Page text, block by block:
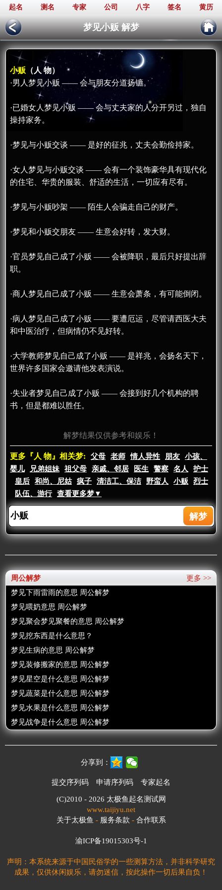
起名 测名 专家 公司 八字 签名 黄历
梦见小贩 解梦
小贩 （人 物）
·男人梦见小贩 —— 会与朋友分道扬镳。
·已婚女人梦见小贩 —— 会与丈夫家的人分开另过，独自
操持家务。
·梦见与小贩交谈 —— 是好的征兆，丈夫会勤俭持家。
·女人梦见与小贩交谈 —— 会有一个装饰豪华具有现代化
的住宅、华贵的服装、舒适的生活，一切应有尽有。
·梦见与小贩吵架 —— 陌生人会骗走自己的财产。
·梦见和小贩交朋友 —— 生意会好转，发大财。
·官员梦见自己成了小贩 —— 会被降职，最后只好提出辞
职。
·商人梦见自己成了小贩 —— 生意会萧条，有可能倒闭。
·病人梦见自己成了小贩 —— 要遭厄运，尽管请西医大夫
和中医治疗，但病情仍不见好转。
·大学教师梦见自己成了小贩 —— 是祥兆，会扬名天下，
世界许多国家会邀请他发表演说。
·失业者梦见自己成了小贩 —— 会接到好几个机构的聘
书，但是都难以胜任。
解梦结果仅供参考和娱乐！
更多『人 物』相关梦: 父母 老师 情人异性 朋友
小孩、
婴儿
兄弟姐妹 祖父母 亲戚、邻居 医生 警察 名人
护士
皇后
和尚、尼姑 疯子 清洁工、保洁 野蛮人 小贩
烈士
队伍、游行
查看更多梦▼
更多 >>
周公解梦
梦见下雨雷雨的意思 周公解梦
梦见喂奶意思 周公解梦
梦见聚会梦见聚餐的意思 周公解梦
梦见挖东西是什么意思？
梦见生病的意思 周公解梦
梦见装修搬家的意思 周公解梦
梦见星空是什么意思 周公解梦
梦见蔬菜是什么意思 周公解梦
梦见水果是什么意思 周公解梦
梦见战争是什么意思 周公解梦
分享到：
提交序列码 申请序列码 专家起名
(C)2010 - 2026 太极鱼起名测试网
www.taijiyu.net
关于太极鱼 - 服务条款 - 合作联系
渝ICP备19015303号-1
声明：本系统来源于中国民俗学的一些测算方法，并非科学研究
成果，仅供休闲娱乐，请勿迷信，按此操作一切后果自负！